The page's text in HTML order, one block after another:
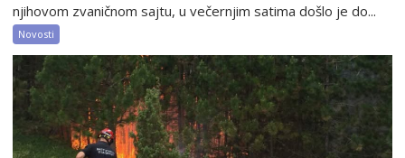
njihovom zvaničnom sajtu, u večernjim satima došlo je do...
Novosti